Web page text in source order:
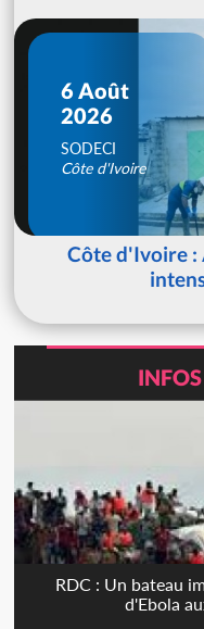
6 Août
2026
SODECI
Côte d'Ivoire
Côte d'Ivoire :
INFOS
RDC : Un bateau
d'Ebola